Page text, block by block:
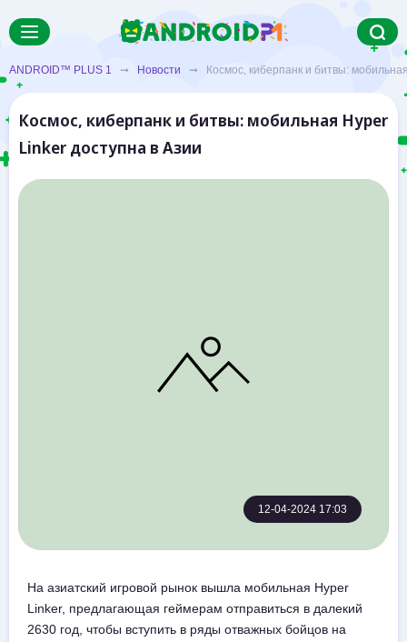
ANDROID™ PLUS 1 ➞ Новости ➞ Космос, киберпанк и битвы:
Космос, киберпанк и битвы: мобильная Hyper
Linker доступна в Азии
12-04-2024 17:03
На азиатский игровой рынок вышла мобильная Hyper
Linker, предлагающая геймерам отправиться в далекий
2630 год, чтобы вступить в ряды отважных бойцов на